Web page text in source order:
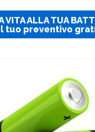
VITA ALLA TUA
tuo preventivo